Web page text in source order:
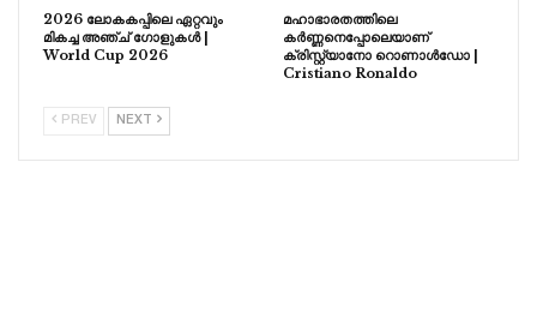
2026 ലോകകപ്പിലെ ഏറ്റവും
മികച്ച അഞ്ച് ഗോളുകൾ |
World Cup 2026
മഹാഭാരതത്തിലെ
കർണ്ണനെപ്പോലെയാണ്
ക്രിസ്റ്റ്യാനോ റൊണാൾഡോ |
Cristiano Ronaldo
PREV NEXT